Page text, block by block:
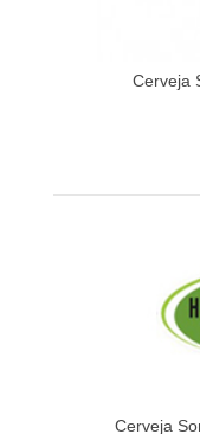
Cerveja
Cerveja